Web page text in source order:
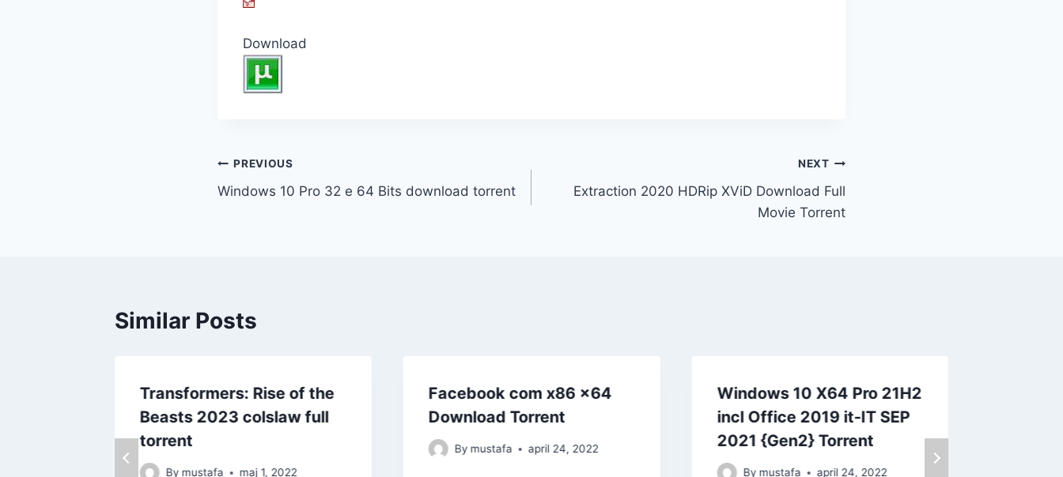
Download
Inläggsnavigering
PREVIOUS
Windows 10 Pro 32 e 64 Bits download torrent
NEXT
Extraction 2020 HDRip XViD Download Full
Movie Torrent
Similar Posts
Transformers: Rise of the
Beasts 2023 colslaw full
torrent
By mustafa maj 1, 2022
Facebook com x86 x64
Download Torrent
By mustafa april 24, 2022
Windows 10 X64 Pro 21H2
incl Office 2019 it-IT SEP
2021 {Gen2} Torrent
By mustafa april 24, 2022